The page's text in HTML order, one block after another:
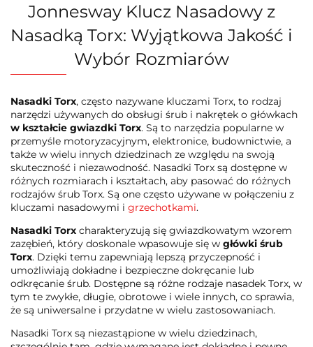
Jonnesway Klucz Nasadowy z
Nasadką Torx: Wyjątkowa Jakość i
Wybór Rozmiarów
Nasadki Torx, często nazywane kluczami Torx, to rodzaj
narzędzi używanych do obsługi śrub i nakrętek o główkach
w kształcie gwiazdki Torx. Są to narzędzia popularne w
przemyśle motoryzacyjnym, elektronice, budownictwie, a
także w wielu innych dziedzinach ze względu na swoją
skuteczność i niezawodność. Nasadki Torx są dostępne w
różnych rozmiarach i kształtach, aby pasować do różnych
rodzajów śrub Torx. Są one często używane w połączeniu z
kluczami nasadowymi i grzechotkami.
Nasadki Torx charakteryzują się gwiazdkowatym wzorem
zazębień, który doskonale wpasowuje się w główki śrub
Torx. Dzięki temu zapewniają lepszą przyczepność i
umożliwiają dokładne i bezpieczne dokręcanie lub
odkręcanie śrub. Dostępne są różne rodzaje nasadek Torx, w
tym te zwykłe, długie, obrotowe i wiele innych, co sprawia,
że są uniwersalne i przydatne w wielu zastosowaniach.
Nasadki Torx są niezastąpione w wielu dziedzinach,